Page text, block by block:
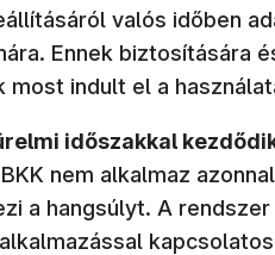
valós időben
Ennek biztosítására
most indult el a
időszakkal
nem alkalmaz
a hangsúlyt. A